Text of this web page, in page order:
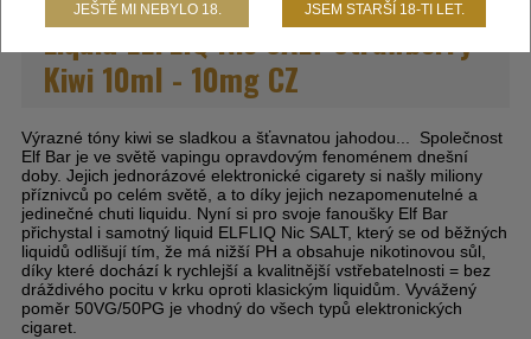
Liquid ELFLIQ Nic SALT Strawberry
Kiwi 10ml - 10mg CZ
Výrazné tóny kiwi se sladkou a šťavnatou jahodou... Společnost
Elf Bar je ve světě vapingu opravdovým fenoménem dnešní
doby. Jejich jednorázové elektronické cigarety si našly miliony
příznivců po celém světě, a to díky jejich nezapomenutelné a
jedinečné chuti liquidu. Nyní si pro svoje fanoušky Elf Bar
přichystal i samotný liquid ELFLIQ Nic SALT, který se od běžných
liquidů odlišují tím, že má nižší PH a obsahuje nikotinovou sůl,
díky které dochází k rychlejší a kvalitnější vstřebatelnosti = bez
dráždivého pocitu v krku oproti klasickým liquidům. Vyvážený
poměr 50VG/50PG je vhodný do všech typů elektronických
cigaret.
JEŠTĚ MI NEBYLO 18. JSEM STARŠÍ 18-TI LET.